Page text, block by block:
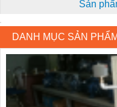
Sản
DANH MỤC SẢN PHẨM